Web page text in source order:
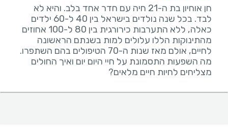
חן אוחיון בת ה-21 חיה עם חדר אחד בלב. והיא לא
לבד. בכל שנה נולדים בישראל בין 40 ל-60 ילדים
כאלה, ללא התערבות כירורגית בין 80 ל-100 אחוזים
מהתינוקות הללו עלולים למות בשנתם הראשונה
לחיים, אולם מאז שנות ה-70 הטיפולים בהם השתפרו.
מה השפעות התסמונת על חיי היום יום ואיך החולים
מצליחים לחיות חיים מלאים?